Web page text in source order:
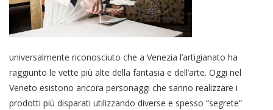
universalmente riconosciuto che a Venezia l’artigianato ha
raggiunto le vette più alte della fantasia e dell’arte. Oggi nel
Veneto esistono ancora personaggi che sanno realizzare i
prodotti più disparati utilizzando diverse e spesso “segrete”